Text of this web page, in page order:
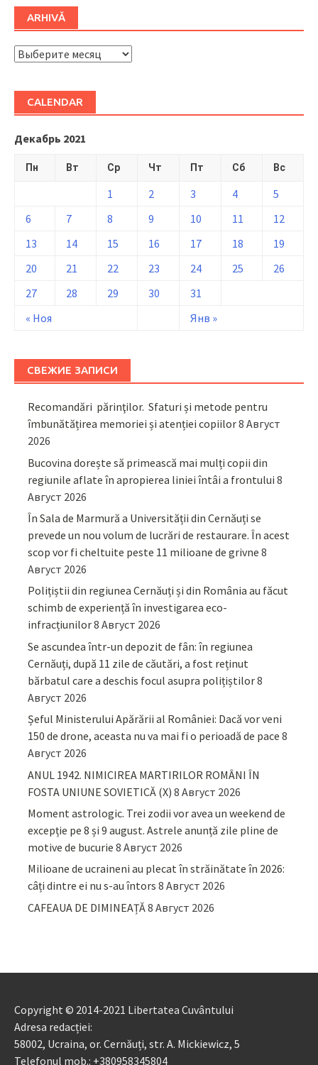
ARHIVĂ
ARHIVĂ
CALENDAR
Декабрь 2021
Пн Вт Ср Чт Пт Сб Вс
« Ноя Янв »
1 2 3 4
5
6
7 8 9 10 11
12
13
14 15 16 17 18
19
20
21 22 23 24 25
26
27
28 29 30 31
СВЕЖИЕ ЗАПИСИ
Recomandări părinţilor. Sfaturi și metode pentru
îmbunătățirea memoriei și atenției copiilor8 Август
2026
Bucovina dorește să primească mai mulți copii din
regiunile aflate în apropierea liniei întâi a frontului 8
Август 2026
În Sala de Marmură a Universității din Cernăuți se
prevede un nou volum de lucrări de restaurare. În acest
scop vor fi cheltuite peste 11 milioane de grivne 8
Август 2026
Polițiștii din regiunea Cernăuți și din România au făcut
schimb de experiență în investigarea eco-
infracțiunilor8 Август 2026
Se ascundea într-un depozit de fân: în regiunea
Cernăuți, după 11 zile de căutări, a fost reținut
bărbatul care a deschis focul asupra polițiștilor8
Август 2026
Șeful Ministerului Apărării al României: Dacă vor veni
150 de drone, aceasta nu va mai fi o perioadă de pace 8
Август 2026
ANUL 1942. NIMICIREA MARTIRILOR ROMÂNI ÎN
FOSTA UNIUNE SOVIETICĂ (X) 8 Август 2026
Moment astrologic. Trei zodii vor avea un weekend de
excepție pe 8 și 9 august. Astrele anunță zile pline de
motive de bucurie 8 Август 2026
Milioane de ucraineni au plecat în străinătate în 2026:
câți dintre ei nu s-au întors 8 Август 2026
CAFEAUA DE DIMINEAȚĂ8 Август 2026
Copyright © 2014-2021 Libertatea Cuvântului
Adresa redacției:
58002, Ucraina, or. Cernăuți, str. A. Mickiewicz, 5
Telefonul mob.: +380958345804